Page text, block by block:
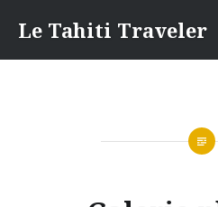
contenu
Le Tahiti Traveler